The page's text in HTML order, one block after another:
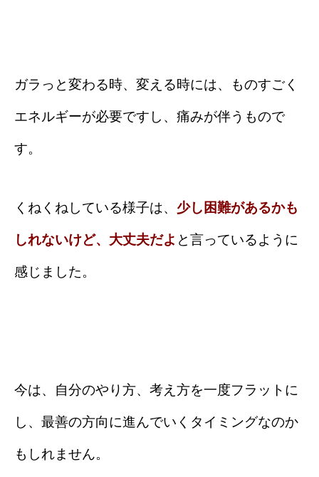
ガラっと変わる時、変える時には、ものすごく
エネルギーが必要ですし、痛みが伴うもので
す。
くねくねしている様子は、 少し困難があるかも
しれないけど、大丈夫だよ と言っているように
感じました。
今は、自分のやり方、考え方を一度フラットに
し、最善の方向に進んでいくタイミングなのか
もしれません。